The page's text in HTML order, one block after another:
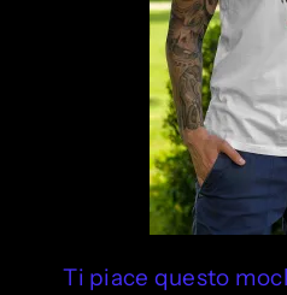
Ti piace questo